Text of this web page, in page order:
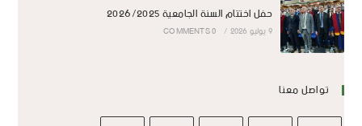
حفل اختتام السنة الجامعية 2026/2025
9 يوليو 2026 /
0 COMMENTS
تواصل معنا